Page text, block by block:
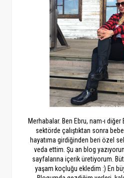
Merhabalar. Ben Ebru, nam-ı diğer
sektörde çalıştıktan sonra
hayatıma girdiğinden beri özel
veda ettim. Şu an blog
sayfalarına içerik üretiyorum.
yaşam koçluğu ekledim :) En